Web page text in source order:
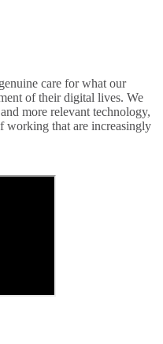
care for what our
of their digital lives. We
more relevant technology,
working that are increasingly